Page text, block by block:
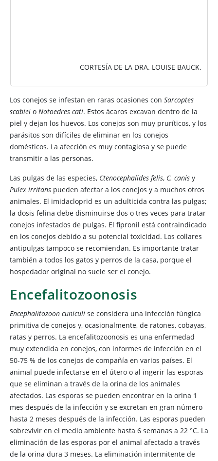
CORTESÍA DE LA DRA. LOUISE BAUCK.
Los conejos se infestan en raras ocasiones con Sarcoptes
scabiei o Notoedres cati. Estos ácaros excavan dentro de la
piel y dejan los huevos. Los conejos son muy pruríticos, y los
parásitos son difíciles de eliminar en los conejos
domésticos. La afección es muy contagiosa y se puede
transmitir a las personas.
Las pulgas de las especies, Ctenocephalides felis, C. canis y
Pulex irritans pueden afectar a los conejos y a muchos otros
animales. El imidacloprid es un adulticida contra las pulgas;
la dosis felina debe disminuirse dos o tres veces para tratar
conejos infestados de pulgas. El fipronil está contraindicado
en los conejos debido a su potencial toxicidad. Los collares
antipulgas tampoco se recomiendan. Es importante tratar
también a todos los gatos y perros de la casa, porque el
hospedador original no suele ser el conejo.
Encefalitozoonosis
Encephalitozoon cuniculi se considera una infección fúngica
primitiva de conejos y, ocasionalmente, de ratones, cobayas,
ratas y perros. La encefalitozoonosis es una enfermedad
muy extendida en conejos, con informes de infección en el
50-75 % de los conejos de compañía en varios países. El
animal puede infectarse en el útero o al ingerir las esporas
que se eliminan a través de la orina de los animales
afectados. Las esporas se pueden encontrar en la orina 1
mes después de la infección y se excretan en gran número
hasta 2 meses después de la infección. Las esporas pueden
sobrevivir en el medio ambiente hasta 6 semanas a 22 °C. La
eliminación de las esporas por el animal afectado a través
de la orina dura 3 meses. La eliminación intermitente de